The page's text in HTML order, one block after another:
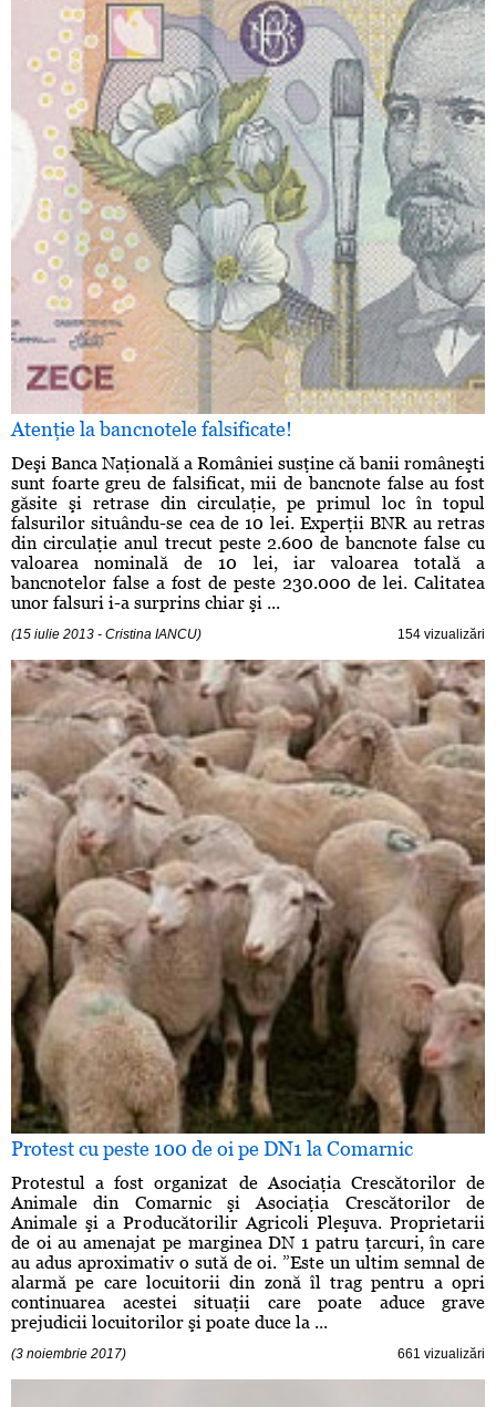
Atenţie la bancnotele falsificate!
Deşi Banca Naţională a României susţine că banii româneşti
sunt foarte greu de falsificat, mii de bancnote false au fost
găsite şi retrase din circulaţie, pe primul loc în topul
falsurilor situându-se cea de 10 lei. Experţii BNR au retras
din circulaţie anul trecut peste 2.600 de bancnote false cu
valoarea nominală de 10 lei, iar valoarea totală a
bancnotelor false a fost de peste 230.000 de lei. Calitatea
unor falsuri i-a surprins chiar şi ...
(15 iulie 2013 - Cristina IANCU) 154 vizualizări
Protest cu peste 100 de oi pe DN1 la Comarnic
Protestul a fost organizat de Asociaţia Crescătorilor de
Animale din Comarnic şi Asociaţia Crescătorilor de
Animale şi a Producătorilir Agricoli Pleşuva. Proprietarii
de oi au amenajat pe marginea DN 1 patru ţarcuri, în care
au adus aproximativ o sută de oi. ”Este un ultim semnal de
alarmă pe care locuitorii din zonă îl trag pentru a opri
continuarea acestei situaţii care poate aduce grave
prejudicii locuitorilor şi poate duce la ...
(3 noiembrie 2017) 661 vizualizări